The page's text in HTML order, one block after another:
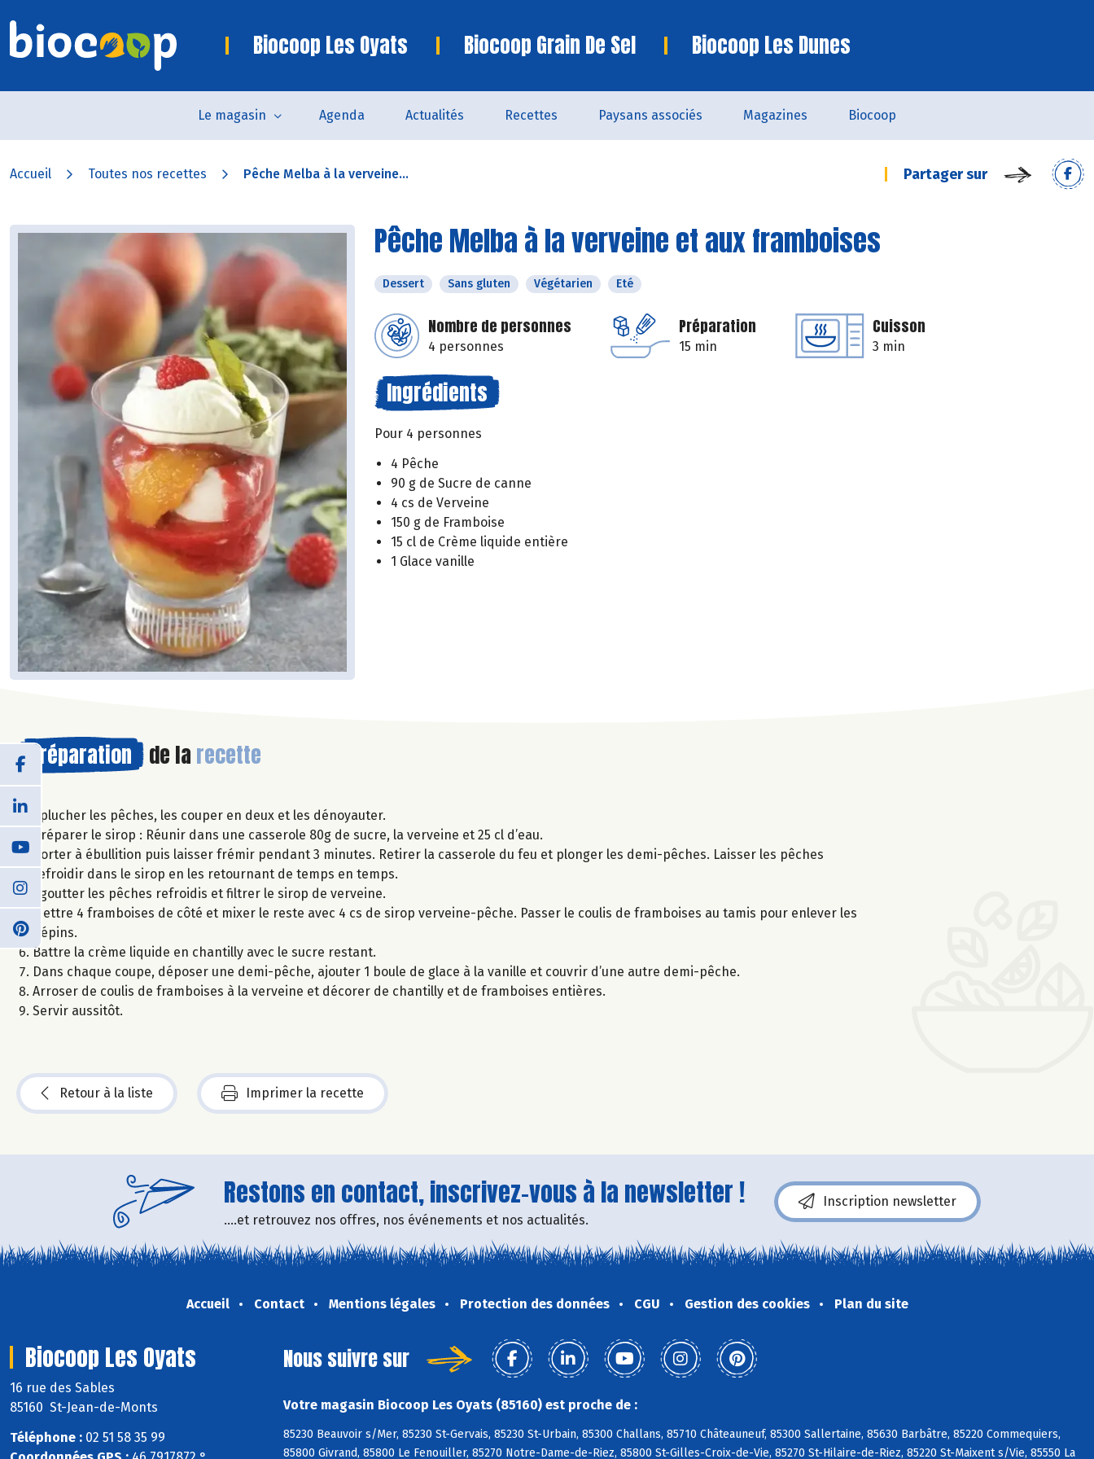
Biocoop Les Oyats Biocoop Grain De Sel Biocoop Les Dunes
Le magasin Agenda Actualités Recettes Paysans associés Magazines Biocoop
Accueil Toutes nos recettes Pêche Melba à la verveine... Partager sur
Pêche Melba à la verveine et aux framboises
Dessert Sans gluten Végétarien Eté
Nombre de personnes
4 personnes
Préparation
15 min
Cuisson
3 min
Ingrédients
Pour 4 personnes
4 Pêche
90 g de Sucre de canne
4 cs de Verveine
150 g de Framboise
15 cl de Crème liquide entière
1 Glace vanille
Préparation de la recette
Eplucher les pêches, les couper en deux et les dénoyauter.
Préparer le sirop : Réunir dans une casserole 80g de sucre, la verveine et 25 cl d’eau.
Porter à ébullition puis laisser frémir pendant 3 minutes. Retirer la casserole du feu et plonger les demi-pêches. Laisser les pêches
refroidir dans le sirop en les retournant de temps en temps.
Egoutter les pêches refroidis et filtrer le sirop de verveine.
Mettre 4 framboises de côté et mixer le reste avec 4 cs de sirop verveine-pêche. Passer le coulis de framboises au tamis pour enlever les
pépins.
Battre la crème liquide en chantilly avec le sucre restant.
Dans chaque coupe, déposer une demi-pêche, ajouter 1 boule de glace à la vanille et couvrir d’une autre demi-pêche.
Arroser de coulis de framboises à la verveine et décorer de chantilly et de framboises entières.
Servir aussitôt.
Retour à la liste Imprimer la recette
Restons en contact, inscrivez-vous à la newsletter !
....et retrouvez nos offres, nos événements et nos actualités.
Inscription newsletter
Accueil Contact Mentions légales Protection des données CGU Gestion des cookies Plan du site
Biocoop Les Oyats
16 rue des Sables
85160 St-Jean-de-Monts
Téléphone : 02 51 58 35 99
Nous suivre sur
Votre magasin Biocoop Les Oyats (85160) est proche de :
85230 Beauvoir s/Mer, 85230 St-Gervais, 85230 St-Urbain, 85300 Challans, 85710 Châteauneuf, 85300 Sallertaine, 85630 Barbâtre, 85220 Commequiers,
85800 Givrand, 85800 Le Fenouiller, 85270 Notre-Dame-de-Riez, 85800 St-Gilles-Croix-de-Vie, 85270 St-Hilaire-de-Riez, 85220 St-Maixent s/Vie, 85550 La